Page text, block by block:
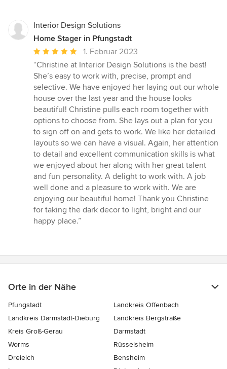
Interior Design Solutions
Home Stager in Pfungstadt
Durchschnittliche
Bewertung:
5
von
5
Sternen
1. Februar 2023
“Christine at Interior Design Solutions is the best!
She’s easy to work with, precise, prompt and
selective. We have enjoyed her laying out our whole
house over the last year and the house looks
beautiful! Christine pulls each room together with
options to choose from. She lays out a plan for you
to sign off on and gets to work. We like her detailed
layouts so we can have a visual. Again, her attention
to detail and excellent communication skills is what
we enjoyed about her along with her great talent
and fun personality. A delight to work with. A job
well done and a pleasure to work with. We are
enjoying our beautiful home! Thank you Christine
for taking the dark decor to light, bright and our
happy place.”
Orte in der Nähe
Pfungstadt
Landkreis Offenbach
Landkreis Darmstadt-Dieburg
Landkreis Bergstraße
Kreis Groß-Gerau
Darmstadt
Worms
Rüsselsheim
Dreieich
Bensheim